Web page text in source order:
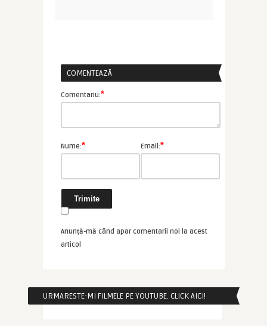
COMENTEAZĂ
Comentariu:*
Nume:* Email:*
Anunță-mă când apar comentarii noi la acest
articol
URMARESTE-MI FILMELE PE YOUTUBE. CLICK AICI!